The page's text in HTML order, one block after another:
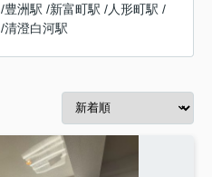
/豊洲駅 /新富町駅 /人形町駅 /
/清澄白河駅